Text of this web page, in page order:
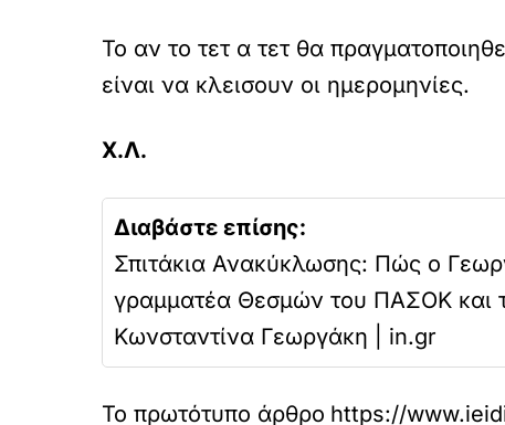
Το αν το τετ α τετ θα
είναι να κλεισουν οι ημερομηνίες.
Χ.Λ.
Διαβάστε επίσης:
Σπιτάκια Ανακύκλωσης: Πώς ο
γραμματέα Θεσμών του ΠΑΣΟΚ και
Κωνσταντίνα Γεωργάκη | in.gr
Το πρωτότυπο άρθρο https://